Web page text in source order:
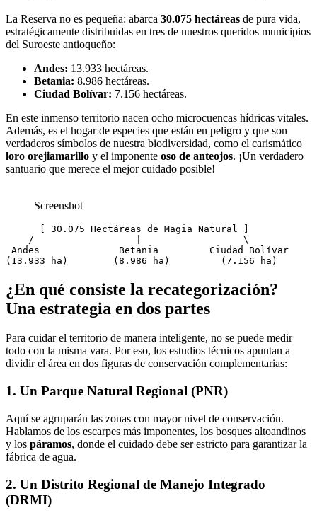
La Reserva no es pequeña: abarca 30.075 hectáreas de pura vida,
estratégicamente distribuidas en tres de nuestros queridos municipios
del Suroeste antioqueño:
Andes: 13.933 hectáreas.
Betania: 8.986 hectáreas.
Ciudad Bolívar: 7.156 hectáreas.
En este inmenso territorio nacen ocho microcuencas hídricas vitales.
Además, es el hogar de especies que están en peligro y que son
verdaderos símbolos de nuestra biodiversidad, como el carismático
loro orejiamarillo y el imponente oso de anteojos. ¡Un verdadero
santuario que merece el mejor cuidado posible!
Screenshot
¿En qué consiste la recategorización?
Una estrategia en dos partes
Para cuidar el territorio de manera inteligente, no se puede medir
todo con la misma vara. Por eso, los estudios técnicos apuntan a
dividir el área en dos figuras de conservación complementarias:
1. Un Parque Natural Regional (PNR)
Aquí se agruparán las zonas con mayor nivel de conservación.
Hablamos de los escarpes más imponentes, los bosques altoandinos
y los páramos, donde el cuidado debe ser estricto para garantizar la
fábrica de agua.
2. Un Distrito Regional de Manejo Integrado
(DRMI)